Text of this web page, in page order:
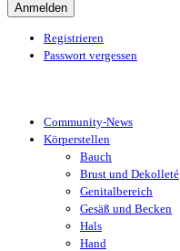
Registrieren
Passwort vergessen
Community-News
Körperstellen
Bauch
Brust und Dekolleté
Genitalbereich
Gesäß und Becken
Hals
Hand